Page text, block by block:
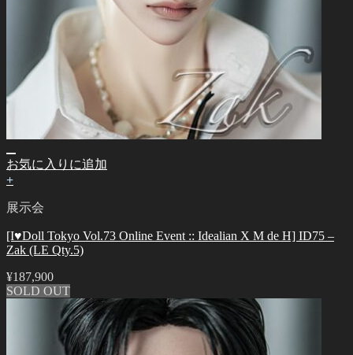
お気に入りに追加
+
展示会
[I♥Doll Tokyo Vol.73 Online Event :: Idealian X M de H] ID75 –
Zak (LE Qty.5)
¥187,900
SOLD OUT